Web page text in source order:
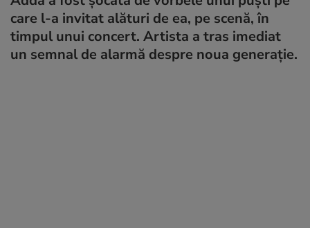
care l-a invitat alături de ea, pe scenă, în
timpul unui concert. Artista a tras imediat
un semnal de alarmă despre noua generație.